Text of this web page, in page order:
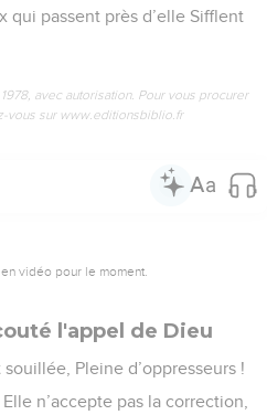
qui passent près d’elle Sifflent
avec autorisation. Pour vous procurer
vous sur www.editionsbiblio.fr
vidéo pour le moment.
l'appel de Dieu
Pleine d’oppresseurs !
n’accepte pas la correction,